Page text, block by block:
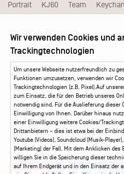
Portrait KJ60 Team
Medien & Branche
Booking Presse
Service
Kontakt Leichte Sprache
FAQ
Ticketshop Hamburg
Ticketservice 040 - 413 22 60
Social Media
Instagram Facebook
Wir verwenden Cookies und
Trackingtechnologien
Um unsere Webseite nutzerfreundlich zu
Funktionen umzusetzen, verwenden wir
Trackingtechnologien (z.B. Pixel).Auf
zum Einsatz, die für den Betrieb unseres
notwendig sind. Für die Auslieferung dieser
Einwilligung von Ihnen. Darüber hinaus
einer Einwilligung weitere Cookies/
Drittanbietern – dies ist etwa bei der
Youtube (Videos), Soundcloud (Musik-
(Marketing) der Fall. Mit dem Anklicken des
willigen Sie in die Speicherung dieser
auf Ihrem Endgerät und in den Einsatz der